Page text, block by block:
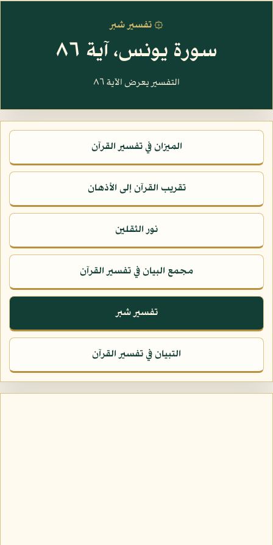
۞ تفسير شبر
سورة يونس، آية ٨٦
التفسير يعرض الآية ٨٦
الميزان في تفسير القرآن
تقريب القرآن إلى الأذهان
نور الثقلين
مجمع البيان في تفسير القرآن
تفسير شبر
التبيان في تفسير القرآن